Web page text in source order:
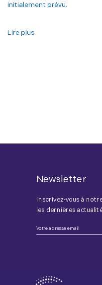
initialement prévu.
Lire plus
Newsletter
Inscrivez-vous à
les dernières